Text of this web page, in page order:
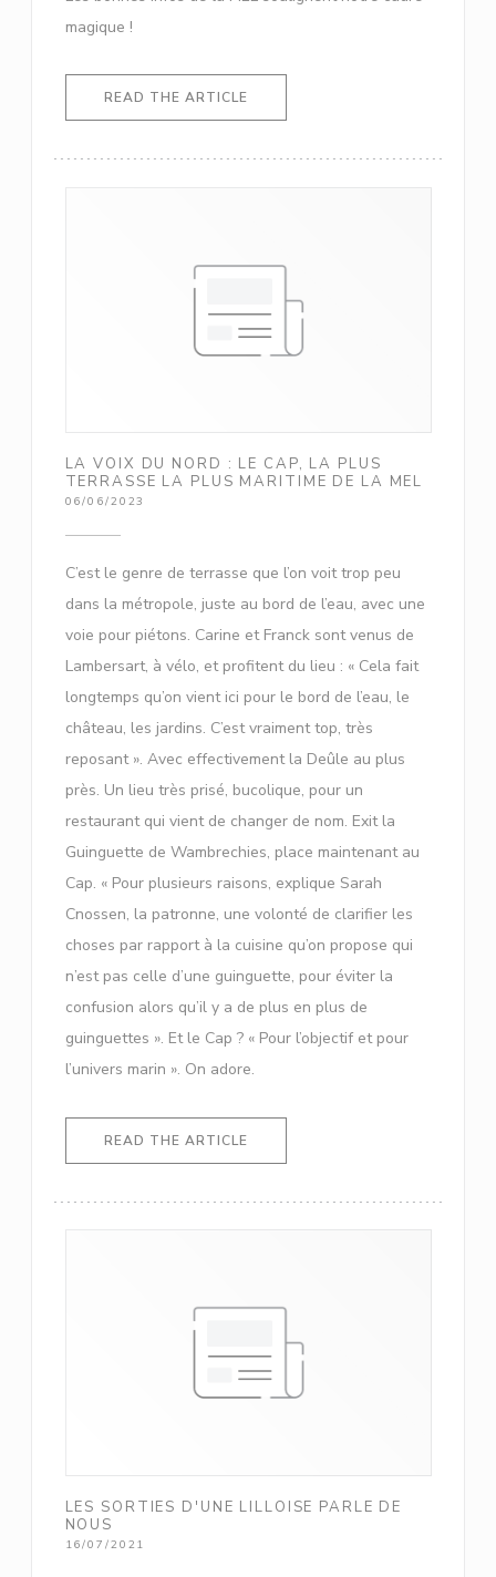
magique !
READ THE ARTICLE((OPENS IN A NEW WINDOW))
LA VOIX DU NORD : LE CAP, LA PLUS
TERRASSE LA PLUS MARITIME DE LA MEL
06/06/2023
C’est le genre de terrasse que l’on voit trop peu
dans la métropole, juste au bord de l’eau, avec une
voie pour piétons. Carine et Franck sont venus de
Lambersart, à vélo, et profitent du lieu : « Cela fait
longtemps qu’on vient ici pour le bord de l’eau, le
château, les jardins. C’est vraiment top, très
reposant ». Avec effectivement la Deûle au plus
près. Un lieu très prisé, bucolique, pour un
restaurant qui vient de changer de nom. Exit la
Guinguette de Wambrechies, place maintenant au
Cap. « Pour plusieurs raisons, explique Sarah
Cnossen, la patronne, une volonté de clarifier les
choses par rapport à la cuisine qu’on propose qui
n’est pas celle d’une guinguette, pour éviter la
confusion alors qu’il y a de plus en plus de
guinguettes ». Et le Cap ? « Pour l’objectif et pour
l’univers marin ». On adore.
READ THE ARTICLE((OPENS IN A NEW WINDOW))
LES SORTIES D'UNE LILLOISE PARLE DE
NOUS
16/07/2021